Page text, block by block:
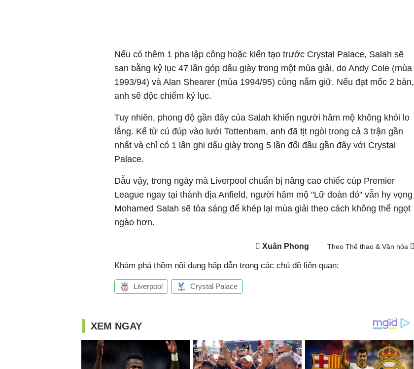
Nếu có thêm 1 pha lập công hoặc kiến tạo trước Crystal Palace, Salah sẽ
san bằng kỷ lục 47 lần góp dấu giày trong một mùa giải, do Andy Cole (mùa
1993/94) và Alan Shearer (mùa 1994/95) cùng nắm giữ. Nếu đạt mốc 2 bàn,
anh sẽ độc chiếm kỷ lục.
Tuy nhiên, phong độ gần đây của Salah khiến người hâm mộ không khỏi lo
lắng. Kể từ cú đúp vào lưới Tottenham, anh đã tịt ngòi trong cả 3 trận gần
nhất và chỉ có 1 lần ghi dấu giày trong 5 lần đối đầu gần đây với Crystal
Palace.
Dẫu vậy, trong ngày mà Liverpool chuẩn bị nâng cao chiếc cúp Premier
League ngay tại thánh địa Anfield, người hâm mộ "Lữ đoàn đỏ" vẫn hy vọng
Mohamed Salah sẽ tỏa sáng để khép lại mùa giải theo cách không thể ngọt
ngào hơn.
Xuân Phong Theo Thể thao & Văn hóa
Khám phá thêm nội dung hấp dẫn trong các chủ đề liên quan:
Liverpool Crystal Palace